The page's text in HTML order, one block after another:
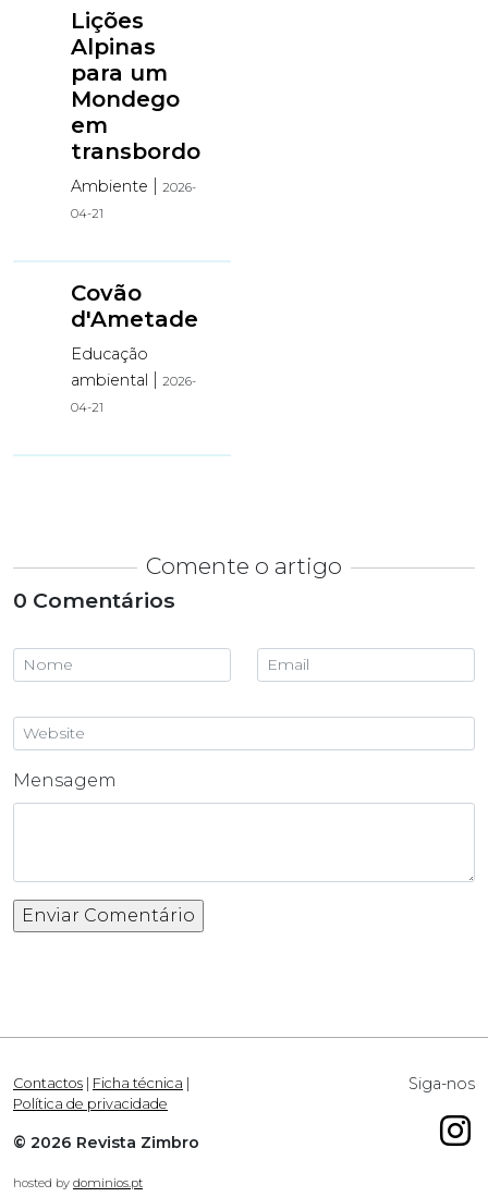
Lições
Alpinas
para um
Mondego
em
transbordo
Ambiente |2026-
04-21
Covão
d'Ametade
Educação
ambiental
|2026-
04-21
Comente o artigo
0 Comentários
Mensagem
Contactos Ficha técnica
Política de privacidade
© 2026 Revista Zimbro
hosted by dominios.pt
Siga-nos